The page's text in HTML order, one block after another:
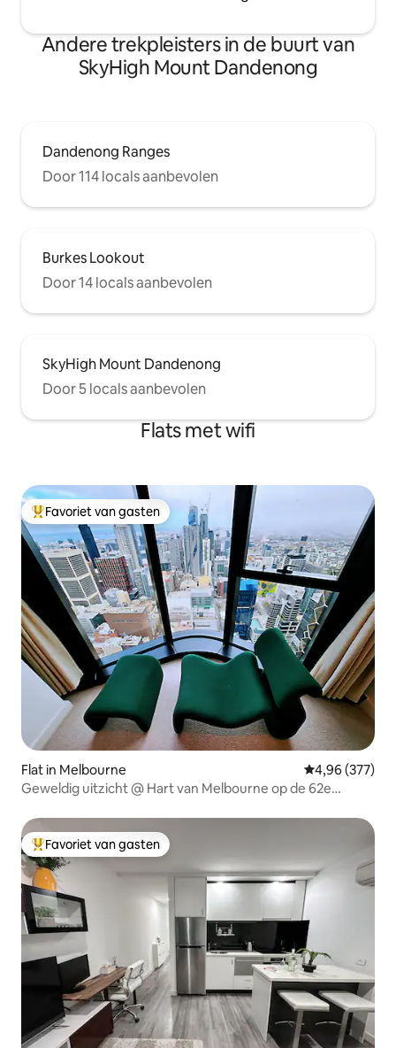
Andere trekpleisters in de buurt van
SkyHigh Mount Dandenong
Dandenong Ranges
Door 114 locals aanbevolen
Burkes Lookout
Door 14 locals aanbevolen
SkyHigh Mount Dandenong
Door 5 locals aanbevolen
Flats met wifi
Topfavoriet van gasten
Favoriet van gasten
Flat in Melbourne Gemiddelde
4,96 (377)
Geweldig uitzicht @ Hart van Melbourne op de 62e
Topfavoriet van gasten
Favoriet van gasten